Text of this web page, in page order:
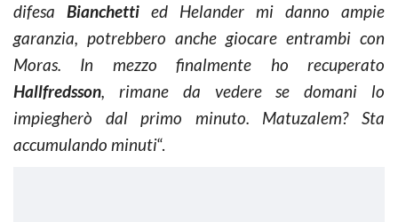
difesa Bianchetti ed Helander mi danno ampie
garanzia, potrebbero anche giocare entrambi con
Moras. In mezzo finalmente ho recuperato
Hallfredsson, rimane da vedere se domani lo
impiegherò dal primo minuto. Matuzalem? Sta
accumulando minuti“.